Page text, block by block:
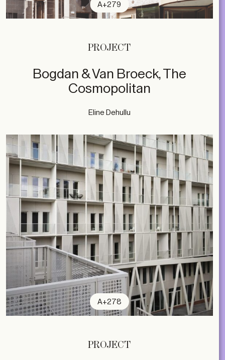
A+279
PROJECT
Bogdan & Van Broeck, The
Cosmopolitan
Eline Dehullu
A+278
PROJECT